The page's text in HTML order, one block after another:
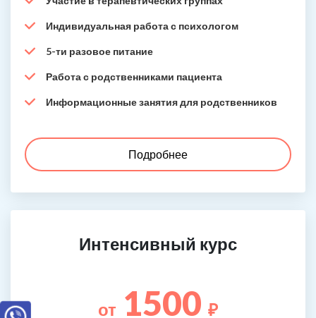
Индивидуальная работа с психологом
5-ти разовое питание
Работа с родственниками пациента
Информационные занятия для родственников
Подробнее
Интенсивный курс
от 1500 ₽